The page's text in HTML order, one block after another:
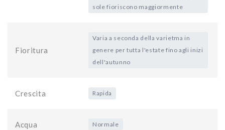
sole fioriscono maggiormente
Fioritura
Varia a seconda della varietma in
genere per tutta l'estate fino agli inizi
dell'autunno
Crescita Rapida
Acqua Normale